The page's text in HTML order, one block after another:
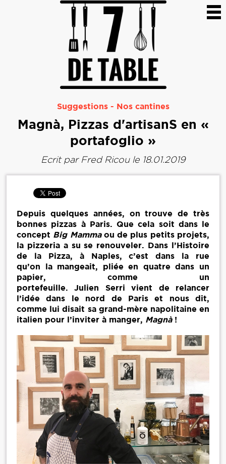
Suggestions- Nos cantines
Magnà, Pizzas d'artisanS en «
portafoglio »
Ecrit par Fred Ricoule 18.01.2019
Depuis quelques années, on trouve de très
bonnes pizzas à Paris. Que cela soit dans le
concept Big Mammaou de plus petits projets,
la pizzeria a su se renouveler. Dans l’Histoire
de la Pizza, à Naples, c’est dans la rue
qu’on la mangeait, pliée en quatre dans un
papier, comme un
portefeuille. Julien Serri vient de relancer
l’idée dans le nord de Paris et nous dit,
comme lui disait sa grand-mère napolitaine en
italien pour l’inviter à manger, Magnà!